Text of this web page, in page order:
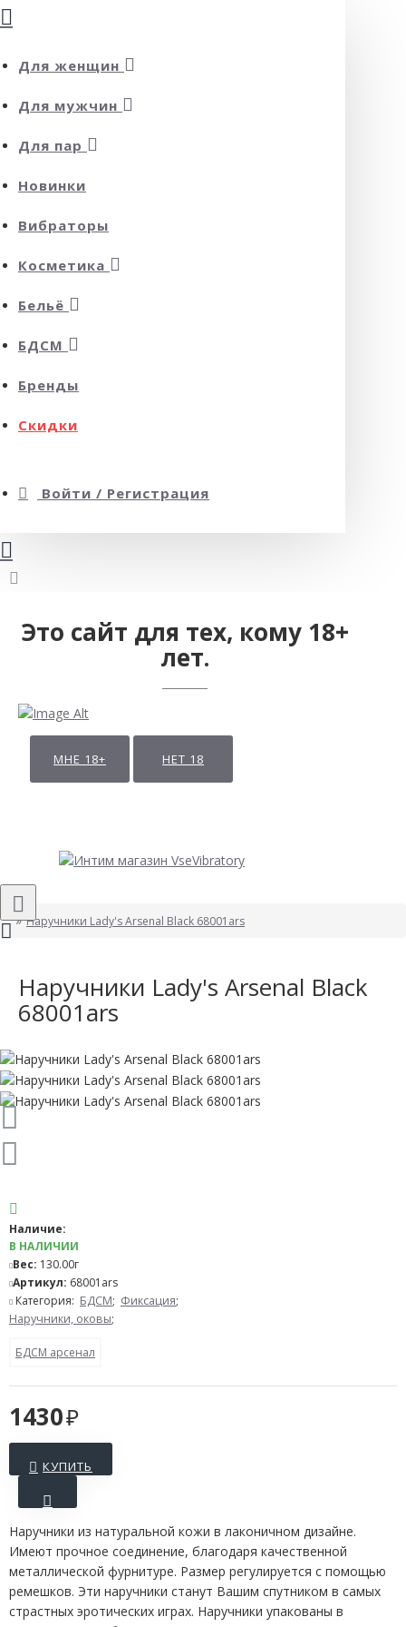
Для женщин
Для мужчин
Для пар
Новинки
Вибраторы
Косметика
Бельё
БДСМ
Бренды
Скидки
Войти / Регистрация
Это сайт для тех, кому 18+
лет.
МНЕ 18+ НЕТ 18
Наручники Lady's Arsenal Black 68001ars
Наручники Lady's Arsenal Black
68001ars
1430
Наличие:
В НАЛИЧИИ
Вес: 130.00г
Артикул: 68001ars
Категория: БДСМ; Фиксация;
Наручники, оковы;
БДСМ арсенал
КУПИТЬ
Наручники из натуральной кожи в лаконичном дизайне.
Имеют прочное соединение, благодаря качественной
металлической фурнитуре. Размер регулируется с помощью
ремешков. Эти наручники станут Вашим спутником в самых
страстных эротических играх. Наручники упакованы в